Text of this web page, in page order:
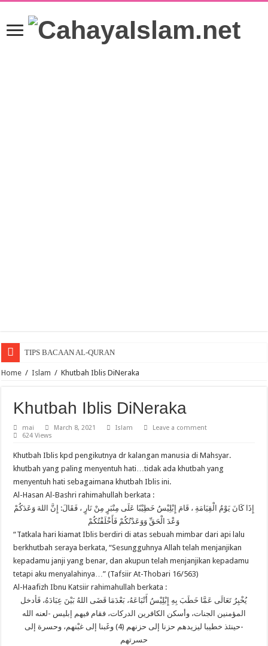
TIPS BACAAN AL-QURAN
Penawar Anak Lambat Bercakap
SYURGA SEORANG ISTERI
Menyesal pada yang tiada adalah sia-sia.
Istiqamah Dalam Membaca al-Quran
Hakikat Selawat
SUJUDLAH DI ATAS TUJUH ANGGOTA BADAN
Adab tetamu, tetamu yang tak diundang
Home / Islam / Khutbah Iblis DiNeraka
Khutbah Iblis DiNeraka
mai March 8, 2021 Islam
Leave a comment
624 Views
Khutbah Iblis kpd pengikutnya dr kalangan manusia di Mahsyar.
khutbah yang paling menyentuh hati…tidak ada khutbah yang
menyentuh hati sebagaimana khutbah Iblis ini.
Al-Hasan Al-Bashri rahimahullah berkata :
إِذَا كَانَ يَوْمُ الْقِيَامَةِ ، قَامَ إِبْلِيْسُ خَطِيْبًا عَلَى مِنْبَرٍ مِنْ نَارٍ ، فَقَالَ: إِنَّ اللهَ وَعَدَكُمْ
وَعْدَ الْحَقِّ وَوَعَدْتُكُمْ فَأَخْلَفْتُكُمْ
“Tatkala hari kiamat Iblis berdiri di atas sebuah mimbar dari api lalu
berkhutbah seraya berkata, “Sesungguhnya Allah telah menjanjikan
kepadamu janji yang benar, dan akupun telah menjanjikan kepadamu
tetapi aku menyalahinya…” (Tafsiir At-Thobari 16/563)
Al-Haafizh Ibnu Katsiir rahimahullah berkata :
يُخْبِرُ تَعَالَى عَمَّا خَطَبَ بِهِ إِبْلِيْسُ أَتْبَاعَهُ، بَعْدَمَا قَضَى اللهُ بَيْنَ عِبَادَهُ، فَأدخل
المؤمنين الجنات، وأسكن الكافرين الدركات، فقام فيهم إبليس -لعنه الله
-حينئذ خطيبا ليزيدهم حزنا إلى حزنهم (4) وغَبنا إلى غبْنهم، وحسرة إلى
حسرتهم